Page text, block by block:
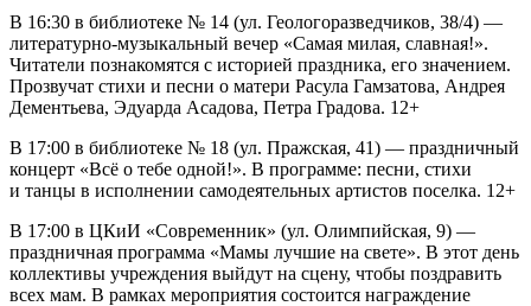
В 16:30 в библиотеке № 14 (ул. Геологоразведчиков, 38/4) —
литературно-музыкальный вечер «Самая милая, славная!».
Читатели познакомятся с историей праздника, его значением.
Прозвучат стихи и песни о матери Расула Гамзатова, Андрея
Дементьева, Эдуарда Асадова, Петра Градова. 12+
В 17:00 в библиотеке № 18 (ул. Пражская, 41) — праздничный
концерт «Всё о тебе одной!». В программе: песни, стихи
и танцы в исполнении самодеятельных артистов поселка. 12+
В 17:00 в ЦКиИ «Современник» (ул. Олимпийская, 9) —
праздничная программа «Мамы лучшие на свете». В этот день
коллективы учреждения выйдут на сцену, чтобы поздравить
всех мам. В рамках мероприятия состоится награждение